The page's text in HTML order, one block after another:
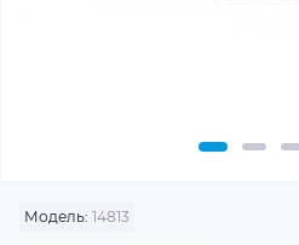
Модель: 14813